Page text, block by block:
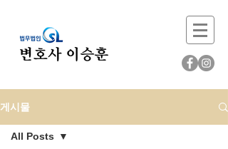
게시물
All Posts